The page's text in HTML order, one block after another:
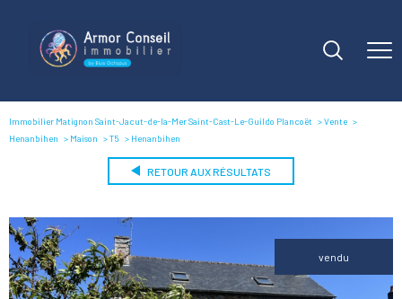
Immobilier Matignon Saint-Jacut-de-la-Mer Saint-Cast-Le-Guildo Plancoët
Vente
Henanbihen
Maison T5 Henanbihen
RETOUR AUX RÉSULTATS
vendu